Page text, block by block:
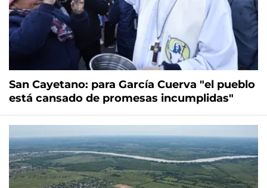
San Cayetano: para García Cuerva "el pueblo
está cansado de promesas incumplidas"